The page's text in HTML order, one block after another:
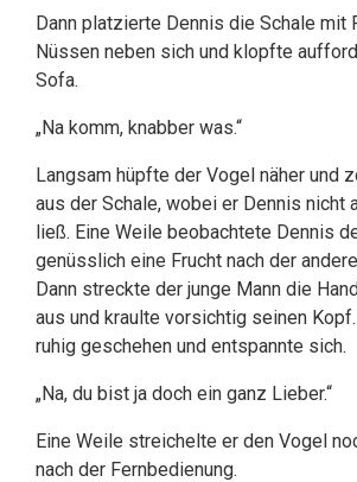
Dann platzierte Dennis die Schale mit
Nüssen neben sich und klopfte
Sofa.
„Na komm, knabber was.“
Langsam hüpfte der Vogel näher und
aus der Schale, wobei er Dennis nicht
ließ. Eine Weile beobachtete Dennis
genüsslich eine Frucht nach der
Dann streckte der junge Mann die
aus und kraulte vorsichtig seinen
ruhig geschehen und entspannte sich.
„Na, du bist ja doch ein ganz Lieber.“
Eine Weile streichelte er den Vogel
nach der Fernbedienung.